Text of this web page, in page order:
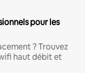
pour les
? Trouvez
haut débit et